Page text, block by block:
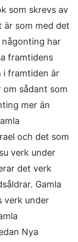
som skrevs av
är som med det
någonting har
framtidens
i framtiden är
sådant som
mer än
och det som
verk under
det verk
Gamla
verk under
Nya